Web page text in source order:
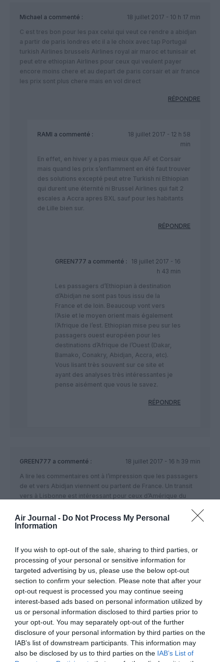
Air Journal - Do Not Process My Personal
Information
If you wish to opt-out of the sale, sharing to third parties, or
processing of your personal or sensitive information for
targeted advertising by us, please use the below opt-out
section to confirm your selection. Please note that after your
opt-out request is processed you may continue seeing
interest-based ads based on personal information utilized by
us or personal information disclosed to third parties prior to
your opt-out. You may separately opt-out of the further
disclosure of your personal information by third parties on the
IAB’s list of downstream participants. This information may
also be disclosed by us to third parties on the IAB’s List of
Michael a commenté :
18 juillet 2017 - 10 h 17 min
C est tres bon pour les pax celui qui veut ce rendre a abidjan
a partir de paris londres etc il a le choix avec tap Portugal
turkish Airlines brussels Airlines royal air maroc et tunisair et
peut etre ethiopian Airlines pour ceux qui veulent payer
encore moins chere et au depart de paris corsair et air france
les prix sont plus chere mais en vol direct
RÉPONDRE
RAMI a commenté :
18 juillet 2017 - 12 h 58
min
En effet, en hiver y a pas mieux que AF et Corsair
mais quand les prix s’enflamment en été faut trouver
des solutions excepté peut etre Turkish ni Ethiopian
qui durent une éternité ni Brussel Airlines qui fait 2
escales a Accra apres BXL sauf pour les habitants
de Lille bien sur.
RÉPONDRE
GREEN777 a commenté :
18 juillet 2017 - 16
h 43 min
Les passagers d’Ethiopian à destination
d’Abidjan ne sont pas tous issu de la
France et de loin. Beaucoup vont vers
l’Asie et le moyen orient mais également
l’Afrique de l’est. Ethiopian mise peu sur les
passagers ouest européen pour les
destinations d’Afrique de l’Ouest (Dakar,
Bamako, Conakry, Abidjan, Accra, etc).
Vous lisant très souvent sur ce site et
ayant des analyses très intéressantes je
pense aisément que vous le savez.
RÉPONDRE
GREEN777 a commenté :
18 juillet 2017 - 16 h 39 min
A lire les commentaires ont à l’impression que les passagers
de et vers Abidjan viennent ou partent de France. Un transit
vers à Lisbonne est intéressant pour ceux d’Amérique du
ibérique sans omettre l’Italie ainsi que la Suisse.
RAMI a commenté :
18 juillet 2017 - 22 h
00 min
@Green7
Il s’agit avant tout de rappeler qu’en dehors de la
Cote d’Ivoire ou se trouve le plus la diaspora
ivoirienne et quand on a une famille de 4 membres
chaque sou compte, je connais beaucoup
d’ivoiriens en Ile de France qui ont carrement fait la
route en voiture de Paris jusqu’a Abidjan et en